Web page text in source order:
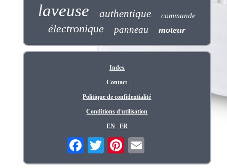
laveuse authentique commande
électronique panneau moteur
Index
Contact
Politique de confidentialité
Conditions d'utilisation
EN FR